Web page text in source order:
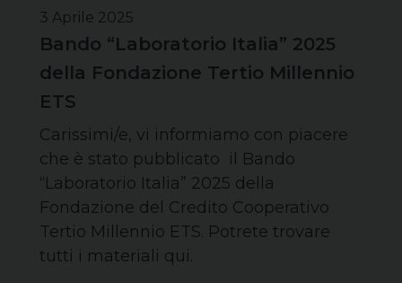
3 Aprile 2025
Bando “Laboratorio Italia” 2025
della Fondazione Tertio Millennio
ETS
Carissimi/e, vi informiamo con piacere
che è stato pubblicato il Bando
“Laboratorio Italia” 2025 della
Fondazione del Credito Cooperativo
Tertio Millennio ETS. Potrete trovare
tutti i materiali qui.